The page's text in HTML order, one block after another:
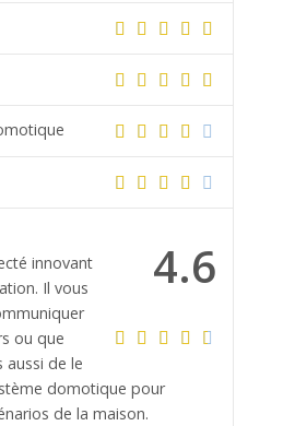
4.6
innovant
Il vous
ou que
aussi de le
domotique pour
de la maison.